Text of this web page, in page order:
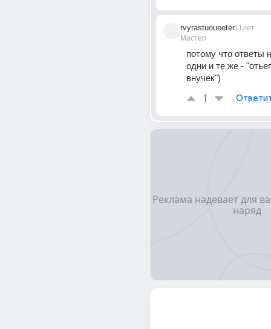
rvyrastuoueeter
Мастер
11лет
потому что ответы
одни и те же -
внучек")
1